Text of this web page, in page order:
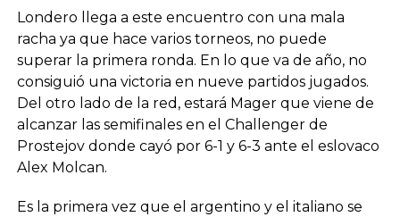
Londero llega a este encuentro con una mala
racha ya que hace varios torneos, no puede
superar la primera ronda. En lo que va de año, no
consiguió una victoria en nueve partidos jugados.
Del otro lado de la red, estará Mager que viene de
alcanzar las semifinales en el Challenger de
Prostejov donde cayó por 6-1 y 6-3 ante el eslovaco
Alex Molcan.
Es la primera vez que el argentino y el italiano se